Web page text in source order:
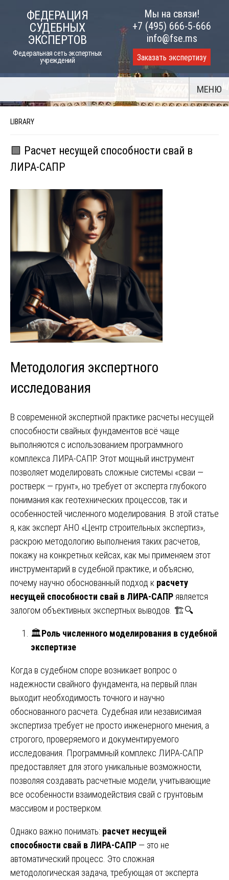
ФЕДЕРАЦИЯ
СУДЕБНЫХ
ЭКСПЕРТОВ
Федеральная сеть экспертных
учреждений
Мы на связи!
+7 (495) 666-5-666
info@fse.ms
Заказать экспертизу
МЕНЮ
LIBRARY
🟩 Расчет несущей способности свай в
ЛИРА-САПР
Методология экспертного
исследования
В современной экспертной практике расчеты несущей
способности свайных фундаментов всё чаще
выполняются с использованием программного
комплекса ЛИРА-САПР. Этот мощный инструмент
позволяет моделировать сложные системы «сваи —
ростверк — грунт», но требует от эксперта глубокого
понимания как геотехнических процессов, так и
особенностей численного моделирования. В этой статье
я, как эксперт АНО «Центр строительных экспертиз»,
раскрою методологию выполнения таких расчетов,
покажу на конкретных кейсах, как мы применяем этот
инструментарий в судебной практике, и объясню,
почему научно обоснованный подход к расчету
несущей способности свай в ЛИРА-САПР является
залогом объективных экспертных выводов. 🏗️🔍
🏛️Роль численного моделирования в судебной
экспертизе
Когда в судебном споре возникает вопрос о
надежности свайного фундамента, на первый план
выходит необходимость точного и научно
обоснованного расчета. Судебная или независимая
экспертиза требует не просто инженерного мнения, а
строгого, проверяемого и документируемого
исследования. Программный комплекс ЛИРА-САПР
предоставляет для этого уникальные возможности,
позволяя создавать расчетные модели, учитывающие
все особенности взаимодействия свай с грунтовым
массивом и ростверком.
Однако важно понимать: расчет несущей
способности свай в ЛИРА-САПР — это не
автоматический процесс. Это сложная
методологическая задача, требующая от эксперта